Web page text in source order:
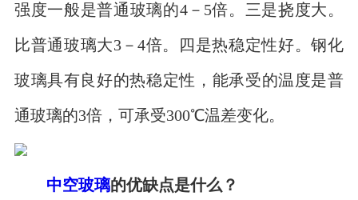
强度一般是普通玻璃的4－5倍。三是挠度大。
比普通玻璃大3－4倍。四是热稳定性好。钢化
玻璃具有良好的热稳定性，能承受的温度是普
通玻璃的3倍，可承受300℃温差变化。
中空玻璃的优缺点是什么？